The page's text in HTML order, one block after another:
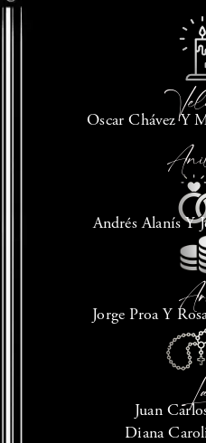
Oscar Chávez Y
Andrés Alanís Y
Jorge Proa Y
Juan
Diana